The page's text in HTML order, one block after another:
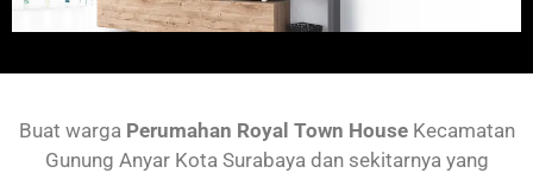
Buat warga Perumahan Royal Town HouseKecamatan
Gunung Anyar Kota Surabaya dan sekitarnya yang